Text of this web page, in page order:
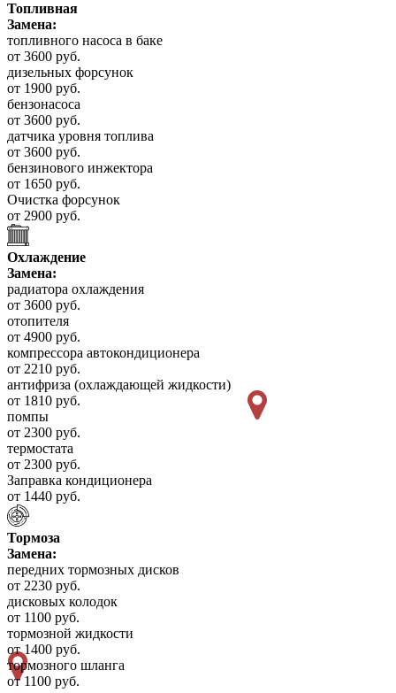
Топливная
Замена:
топливного насоса в баке
от 3600 руб.
дизельных форсунок
от 1900 руб.
бензонасоса
от 3600 руб.
датчика уровня топлива
от 3600 руб.
бензинового инжектора
от 1650 руб.
Очистка форсунок
от 2900 руб.
Охлаждение
Замена:
радиатора охлаждения
от 3600 руб.
отопителя
от 4900 руб.
компрессора автокондиционера
от 2210 руб.
антифриза (охлаждающей жидкости)
от 1810 руб.
помпы
от 2300 руб.
термостата
от 2300 руб.
Заправка кондиционера
от 1440 руб.
Тормоза
Замена:
передних тормозных дисков
от 2230 руб.
дисковых колодок
от 1100 руб.
тормозной жидкости
от 1400 руб.
тормозного шланга
от 1100 руб.